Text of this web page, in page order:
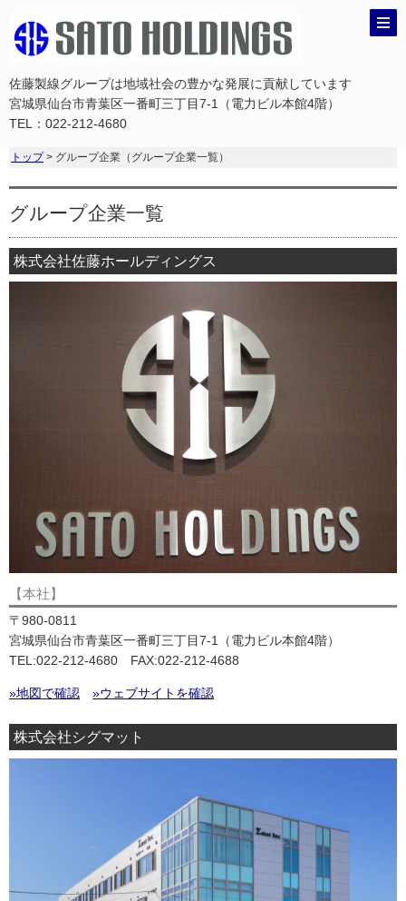
佐藤製線グループは地域社会の豊かな発展に貢献しています
宮城県仙台市青葉区一番町三丁目7-1（電力ビル本館4階）
TEL：022-212-4680
トップ> グループ企業（グループ企業一覧）
グループ企業一覧
株式会社佐藤ホールディングス
【本社】
〒980-0811
宮城県仙台市青葉区一番町三丁目7-1（電力ビル本館4階）
TEL:022-212-4680 FAX:022-212-4688
»地図で確認 »ウェブサイトを確認
株式会社シグマット